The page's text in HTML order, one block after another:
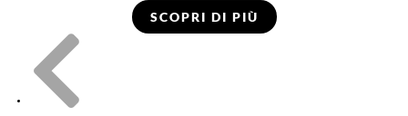
SCOPRI DI PIÙ
